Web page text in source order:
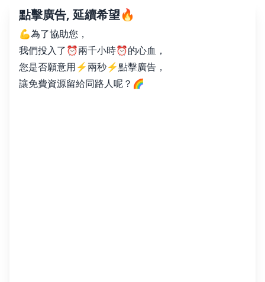
點擊廣告, 延續希望🔥
💪為了協助您，
我們投入了⏰兩千小時⏰的心血，
您是否願意用⚡️兩秒⚡️點擊廣告，
讓免費資源留給同路人呢？🌈